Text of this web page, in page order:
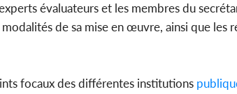
évaluateurs et les membres du
de sa mise en œuvre, ainsi que les
focaux des différentes institutions